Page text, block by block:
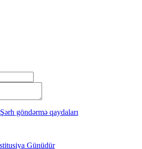
Şərh göndərmə qaydaları